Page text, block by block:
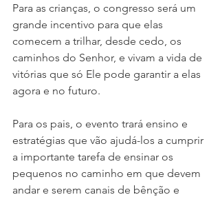
Para as crianças, o congresso será um
grande incentivo para que elas
comecem a trilhar, desde cedo, os
caminhos do Senhor, e vivam a vida de
vitórias que só Ele pode garantir a elas
agora e no futuro.
Para os pais, o evento trará ensino e
estratégias que vão ajudá-los a cumprir
a importante tarefa de ensinar os
pequenos no caminho em que devem
andar e serem canais de bênção e